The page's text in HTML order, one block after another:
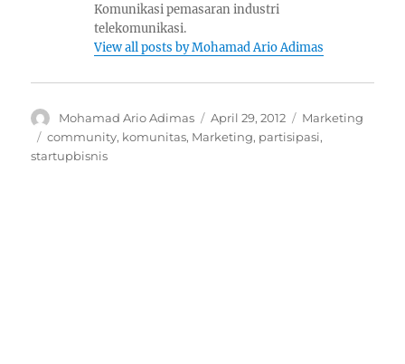
Komunikasi pemasaran industri
telekomunikasi.
View all posts by Mohamad Ario Adimas
Author
Mohamad Ario Adimas
Posted
on
April 29, 2012 Categories
Marketing
Tags
community, komunitas, Marketing, partisipasi,
startupbisnis